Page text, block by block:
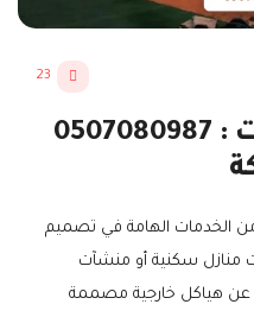
23
تركيب سواتر مكة ت : 0507080987
الخدمات الهامة في تصميم
منازل سكنية أو منشآت
عن هياكل خارجية مصممة